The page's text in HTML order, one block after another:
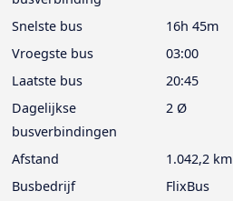
Snelste bus
16h 45m
Vroegste bus
03:00
Laatste bus
20:45
Dagelijkse
busverbindingen
2 Ø
Afstand
1.042,2 km
Busbedrijf
FlixBus